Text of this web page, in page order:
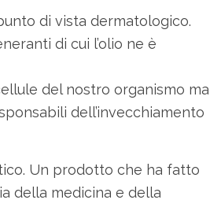
di vista dermatologico.
di cui l’olio ne è
del nostro organismo ma
dell’invecchiamento
Un prodotto che ha fatto
della medicina e della